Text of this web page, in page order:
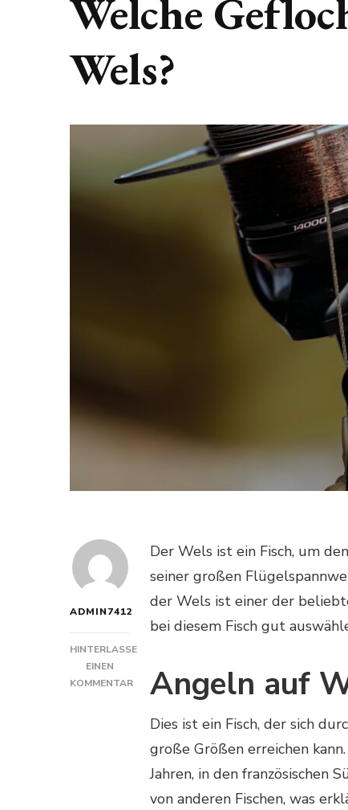
Welche
Wels?
ADMIN7412
HINTERLASSE
EINEN
KOMMENTAR
GEFLOCHTEN
Der Wels ist ein Fisch, um
seiner großen
der Wels ist einer der
bei diesem Fisch gut
Angeln auf
Dies ist ein Fisch, der sich
große Größen erreichen
Jahren, in den französischen
von anderen Fischen, was